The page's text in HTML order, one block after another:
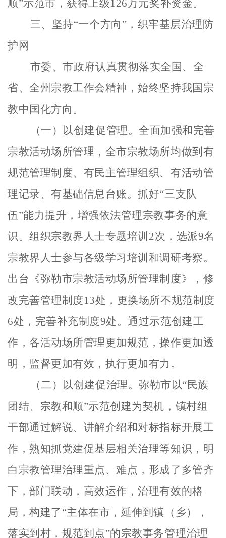
顺”示范市，获得上级126万元奖补资金。
三、坚持“一个方向”，织牢基层治理防
护网
市委、市政府认真贯彻落实全国、全
省、全州宗教工作会精神，始终坚持我国宗
教中国化方向。
（一）以创建促管理。全面加强和完善
宗教活动场所管理，全市宗教场所均做到有
规范管理制度、有民主管理组织、有活动管
理记录、有基础信息台账。抓好“三支队
伍”能力提升，增强依法管理宗教事务的意
识。组织宗教界人士专题培训 2次， 选派9名
宗教界人士参与各级学习培训和调研考察。
出台《弥勒市宗教活动场所管理制度》，修
改完善管理制度13处，更换场所不规范制度
6处，完善补充制度9处。通过示范创建工
作，各活动场所管理更加规范，操作更加透
明，监督更加有效，执行更加有力。
（二）以创建促治理。弥勒市以“民族
团结、宗教和顺”示范创建为契机，镇村组
干部通过解说、讲解介绍和对标指标开展工
作，熟知抓党建促基层相关治理等知识，明
白宗教管理治理重点、难点，形成了多管齐
下，部门联动，高效运作，治理有效的格
局，构建了“主体在市，延伸到镇（乡），
落实到村，规范到点”的宗教事务管理治理